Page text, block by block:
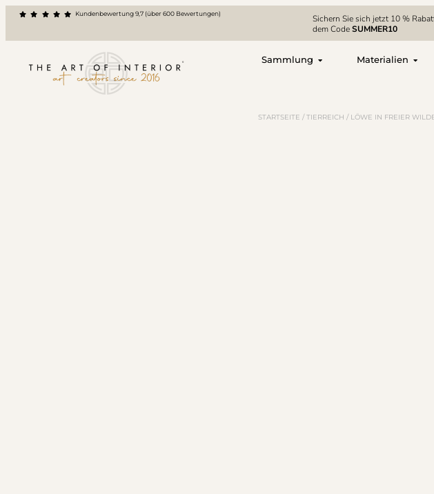
Kundenbewertung 9,7 (über 600 Bewertungen)
Sichern Sie sich jetzt 10 %
dem CodeSUMMER10
Sammlung Materialien
STARTSEITE /TIERREICH / LÖWE IN FREIER